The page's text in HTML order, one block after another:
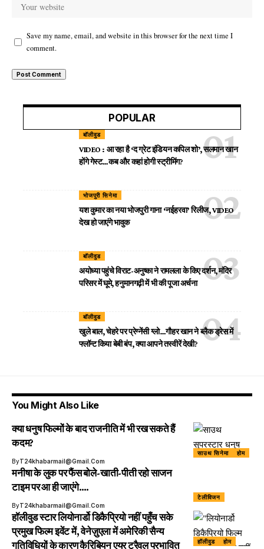
Save my name, email, and website in this browser for the next time I
comment.
POPULAR
बॉलीवुड
VIDEO : आ रहा है ‘द ग्रेट इंडियन कपिल शो’, सलमान खान
होंगे गेस्ट…कब और कहां होगी स्ट्रीमिंग?
भोजपुरी सिनेमा
यश कुमार का नया भोजपुरी गाना ‘नईहरवा’ रिलीज, VIDEO
देख हो जाएंगे भावुक
बॉलीवुड
अयोध्या पहुंचे विराट-अनुष्का ने रामलला के किए दर्शन, मंदिर
परिसर में घूमे, हनुमानगढ़ी में भी की पूजा अर्चना
बॉलीवुड
खुले बाल, चेहरे पर प्रेग्नेंसी ग्लो…गौहर खान ने ब्लैक ड्रेस में
फ्लॉन्ट किया बेबी बंप, क्या आपने तस्वीरें देखी?
You Might Also Like
साउथ सिनेमा होम
क्या धनुष फिल्मों के बाद राजनीति में भी रख सकते हैं
कदम?
ByT24khabarmail@gmail.com
टेलीविजन
मनीषा के लुक पर फैंस बोले-खाती-पीती रहो साजन
टाइम पर आ ही जाएंगे….
ByT24khabarmail@gmail.com
हॉलीवुड होम
हॉलीवुड स्टार लियोनार्डो डिकैप्रियो नहीं पहुँच सके
प्रमुख फिल्म इवेंट में, वेनेज़ुएला में अमेरिकी सैन्य
गतिविधियों के कारण कैरिबियन एयर ट्रैवल प्रभावित